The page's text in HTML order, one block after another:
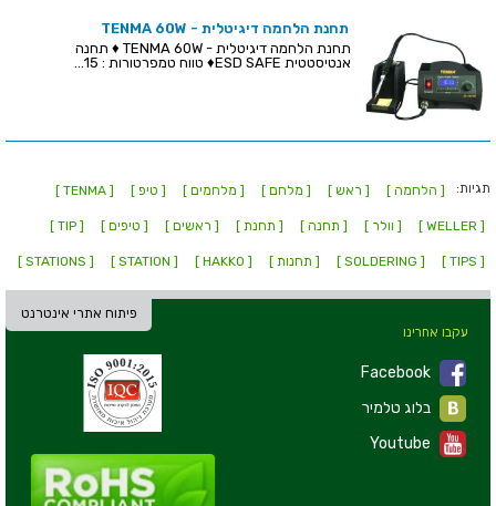
תחנת הלחמה דיגיטלית - TENMA 60W
תחנת הלחמה דיגיטלית - TENMA 60W ♦ תחנה
אנטיסטטית ESD SAFE♦ טווח טמפרטורות : 15...
תגיות: [ הלחמה ] [ ראש ] [ מלחם ] [ מלחמים ] [ טיפ ] [ TENMA ]
[ WELLER ] [ וולר ] [ תחנה ] [ תחנת ] [ ראשים ] [ טיפים ] [ TIP ]
[ TIPS ]
[ SOLDERING ] [ תחנות ] [ HAKKO ]
[ STATION ]
[ STATIONS ]
פיתוח אתרי אינטרנט
עקבו אחרינו
Facebook
Youtube